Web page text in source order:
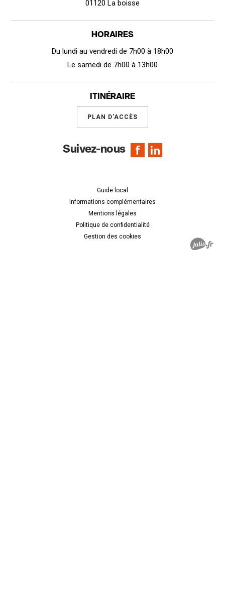
01120 La boisse
HORAIRES
Du lundi au vendredi de 7h00 à 18h00
Le samedi de 7h00 à 13h00
ITINÉRAIRE
PLAN D'ACCÈS
Suivez-nous
Guide local
Informations complémentaires
Mentions légales
Politique de confidentialité
Gestion des cookies